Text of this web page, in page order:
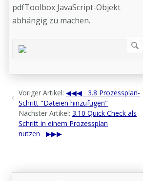
pdfToolbox JavaScript-Objekt
abhängig zu machen.
Voriger Artikel:
3.8 Prozessplan-
Schritt "Dateien hinzufügen"
Nächster Artikel: 3.10 Quick Check als
Schritt in einem Prozessplan
nutzen